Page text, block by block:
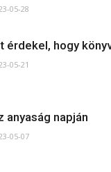
05-28
érdekel, hogy
05-21
anyaság napján
05-07